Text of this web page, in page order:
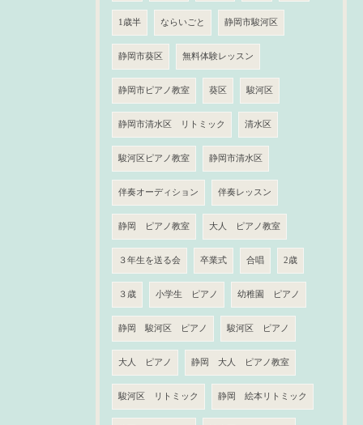
1歳半 ならいごと 静岡市駿河区
静岡市葵区 無料体験レッスン
静岡市ピアノ教室 葵区 駿河区
静岡市清水区 リトミック 清水区
駿河区ピアノ教室 静岡市清水区
伴奏オーディション 伴奏レッスン
静岡 ピアノ教室 大人 ピアノ教室
３年生を送る会 卒業式 合唱 2歳
３歳 小学生 ピアノ 幼稚園 ピアノ
静岡 駿河区 ピアノ 駿河区 ピアノ
大人 ピアノ 静岡 大人 ピアノ教室
駿河区 リトミック 静岡 絵本リトミック